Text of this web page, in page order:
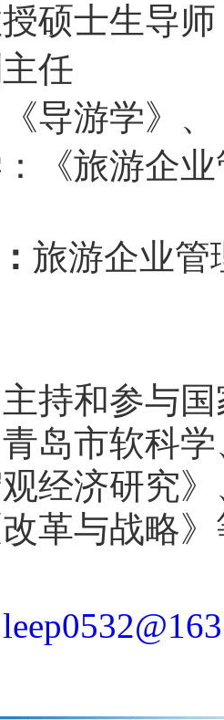
硕士生导师
任
导游学》
《旅游企
旅游企业管
持和参与
岛市软科
经济研究
革与战略